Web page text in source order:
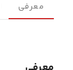
معرفی